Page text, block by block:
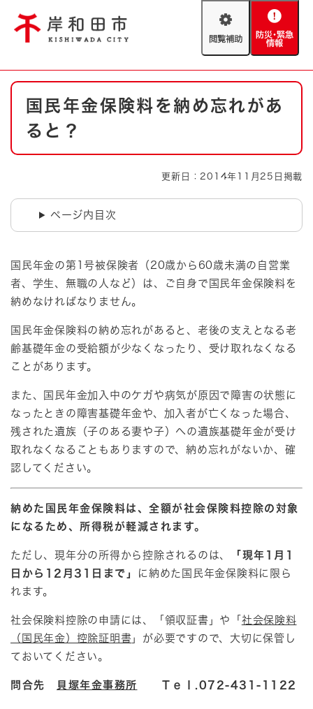
閲
助
防
緊
情
やさしい日本語
防災・緊急情報 救急・消防
ハザードマップ
本
国民年金保険料を納め忘れがあ
ると？
更新日：2014年11月25日掲載
ページ内目次
国民年金の第1号被保険者（20歳から60歳未満の自営業
者、学生、無職の人など）は、ご自身で国民年金保険料を
納めなければなりません。
国民年金保険料の納め忘れがあると、老後の支えとなる老
齢基礎年金の受給額が少なくなったり、受け取れなくなる
ことがあります。
また、国民年金加入中のケガや病気が原因で障害の状態に
なったときの障害基礎年金や、加入者が亡くなった場合、
残された遺族（子のある妻や子）への遺族基礎年金が受け
取れなくなることもありますので、納め忘れがないか、確
認してください。
納めた国民年金保険料は、全額が社会保険料控除の対象
になるため、所得税が軽減されます。
ただし、現年分の所得から控除されるのは、
「現年1月1
日から12月31日まで」
に納めた国民年金保険料に限ら
れます。
社会保険料控除の申請には、「領収証書」や「 社会保険料
（国民年金）控除証明書 」が必要ですので、大切に保管し
ておいてください。
問合先 貝塚年金事務所 Ｔｅｌ.072-431-1122